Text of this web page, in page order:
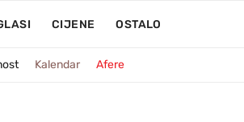
CIJENE OSTALO
Kalendar Afere